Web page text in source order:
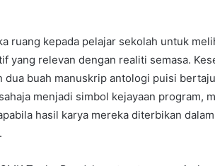
ruang kepada pelajar sekolah untuk
yang relevan dengan realiti semasa.
dua buah manuskrip antologi puisi
menjadi simbol kejayaan program,
hasil karya mereka diterbikan